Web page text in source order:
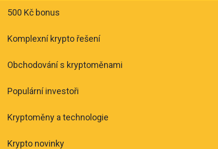
500 Kč bonus
Komplexní krypto řešení
Obchodování s kryptoměnami
Populární investoři
Kryptoměny a technologie
Krypto novinky